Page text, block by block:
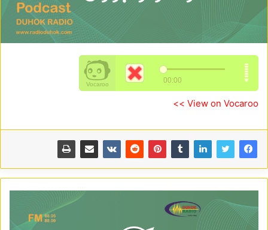
View on Vocaroo >>